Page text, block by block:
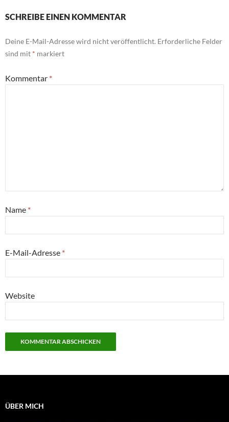
SCHREIBE EINEN KOMMENTAR
Deine E-Mail-Adresse wird nicht veröffentlicht. Erforderliche Felder
sind mit * markiert
Kommentar *
Name *
E-Mail-Adresse *
Website
ÜBER MICH